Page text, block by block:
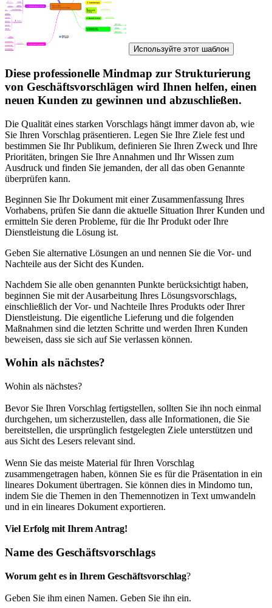
Используйте этот шаблон
Diese professionelle Mindmap zur Strukturierung
von Geschäftsvorschlägen wird Ihnen helfen, einen
neuen Kunden zu gewinnen und abzuschließen.
Die Qualität eines starken Vorschlags hängt immer davon ab, wie
Sie Ihren Vorschlag präsentieren. Legen Sie Ihre Ziele fest und
bestimmen Sie Ihr Publikum, definieren Sie Ihren Zweck und Ihre
Prioritäten, bringen Sie Ihre Annahmen und Ihr Wissen zum
Ausdruck und finden Sie jemanden, der all das oben Genannte
überprüfen kann.
Beginnen Sie Ihr Dokument mit einer Zusammenfassung Ihres
Vorhabens, prüfen Sie dann die aktuelle Situation Ihrer Kunden und
ermitteln Sie deren Probleme, für die Ihr Produkt oder Ihre
Dienstleistung die Lösung ist.
Geben Sie alternative Lösungen an und nennen Sie die Vor- und
Nachteile aus der Sicht des Kunden.
Nachdem Sie alle oben genannten Punkte berücksichtigt haben,
beginnen Sie mit der Ausarbeitung Ihres Lösungsvorschlags,
einschließlich der Vor- und Nachteile Ihres Produkts oder Ihrer
Dienstleistung. Die eigentliche Lieferung und die folgenden
Maßnahmen sind die letzten Schritte und werden Ihren Kunden
beweisen, dass sie sich auf Sie verlassen können.
Wohin als nächstes?
Wohin als nächstes?
Bevor Sie Ihren Vorschlag fertigstellen, sollten Sie ihn noch einmal
durchgehen, um sicherzustellen, dass alle Informationen, die Sie
bereitstellen, die ursprünglich festgelegten Ziele unterstützen und
aus Sicht des Lesers relevant sind.
Wenn Sie das meiste Material für Ihren Vorschlag
zusammengetragen haben, können Sie es für die Präsentation in ein
lineares Dokument übertragen. Sie können dies in Mindomo tun,
indem Sie die Themen in den Themennotizen in Text umwandeln
und in ein lineares Dokument exportieren.
Viel Erfolg mit Ihrem Antrag!
Name des Geschäftsvorschlags
Worum geht es in Ihrem Geschäftsvorschlag?
Geben Sie ihm einen Namen. Geben Sie ihn ein.